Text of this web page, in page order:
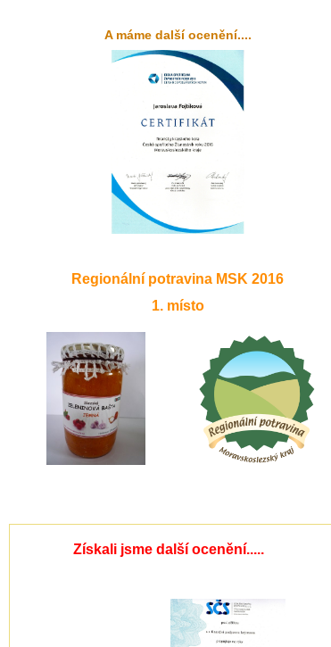
A máme další ocenění....
Regionální potravina MSK 2016
1. místo
Získali jsme další ocenění.....